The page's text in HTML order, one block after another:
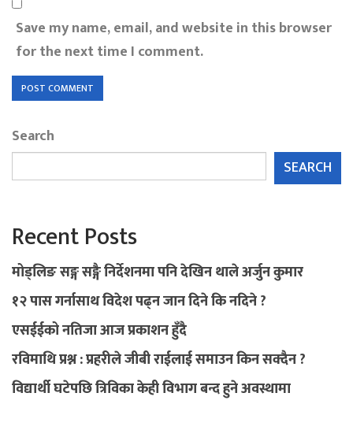
Save my name, email, and website in this browser
for the next time I comment.
Search
SEARCH
Recent Posts
मोड्लिङ सङ्ग सङ्गै निर्देशनमा पनि देखिन थाले अर्जुन कुमार
१२ पास गर्नासाथ विदेश पढ्न जान दिने कि नदिने ?
एसईईको नतिजा आज प्रकाशन हुँदै
रविमाथि प्रश्न : प्रहरीले जीबी राईलाई समाउन किन सक्दैन ?
विद्यार्थी घटेपछि त्रिविका केही विभाग बन्द हुने अवस्थामा